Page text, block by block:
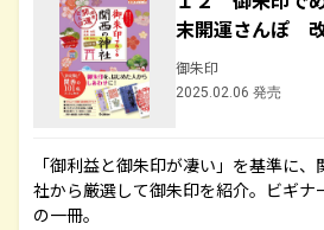
末開運さんぽ
御朱印
2025.02.06 発売
「御利益と御朱印が凄い」を基準に
社から厳選して御朱印を紹介。ビギナ
の一冊。